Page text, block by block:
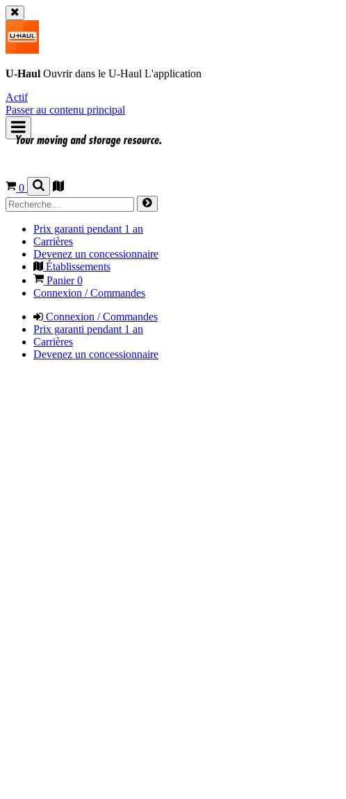
U-Haul Ouvrir dans le U-Haul L'application
Actif
Passer au contenu principal
0
Prix garanti pendant 1 an
Carrières
Devenez un concessionnaire
Établissements
Panier0
Connexion / Commandes
Connexion / Commandes
Prix garanti pendant 1 an
Carrières
Devenez un concessionnaire